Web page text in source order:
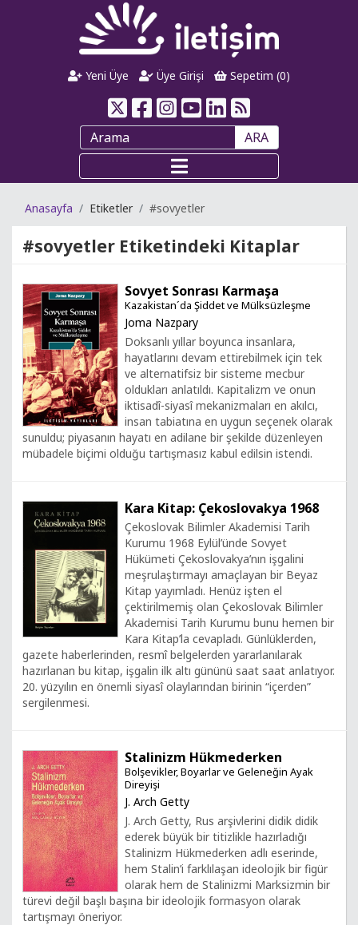
Yeni Üye Üye Girişi Sepetim (0)
ARA
Anasayfa Etiketler #sovyetler
#sovyetler Etiketindeki Kitaplar
Sovyet Sonrası Karmaşa
Kazakistan´da Şiddet ve Mülksüzleşme
Joma Nazpary
Doksanlı yıllar boyunca insanlara,
hayatlarını devam ettirebilmek için tek
ve alternatifsiz bir sisteme mecbur
oldukları anlatıldı. Kapitalizm ve onun
iktisadî-siyasî mekanizmaları en akılcı,
insan tabiatına en uygun seçenek olarak
sunuldu; piyasanın hayatı en adilane bir şekilde düzenleyen
mübadele biçimi olduğu tartışmasız kabul edilsin istendi.
Kara Kitap: Çekoslovakya 1968
Çekoslovak Bilimler Akademisi Tarih
Kurumu 1968 Eylül’ünde Sovyet
Hükümeti Çekoslovakya’nın işgalini
meşrulaştırmayı amaçlayan bir Beyaz
Kitap yayımladı. Henüz işten el
çektirilmemiş olan Çekoslovak Bilimler
Akademisi Tarih Kurumu bunu hemen bir
Kara Kitap’la cevapladı. Günlüklerden,
gazete haberlerinden, resmî belgelerden yararlanılarak
hazırlanan bu kitap, işgalin ilk altı gününü saat saat anlatıyor.
20. yüzyılın en önemli siyasî olaylarından birinin “içerden”
sergilenmesi.
Stalinizm Hükmederken
Bolşevikler, Boyarlar ve Geleneğin Ayak
Direyişi
J. Arch Getty
J. Arch Getty, Rus arşivlerini didik didik
ederek büyük bir titizlikle hazırladığı
Stalinizm Hükmederken adlı eserinde,
hem Stalin’i farklılaşan ideolojik bir figür
olarak hem de Stalinizmi Marksizmin bir
türevi değil başlı başına bir ideolojik formasyon olarak
tartışmayı öneriyor.